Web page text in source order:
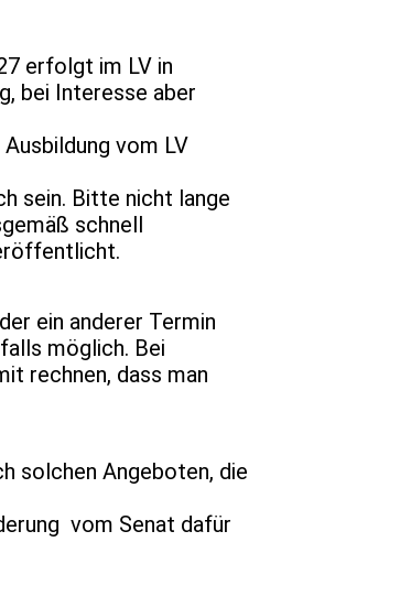
erfolgt im LV in
bei Interesse aber
vom LV
sein. Bitte nicht lange
schnell
ein anderer Termin
möglich. Bei
rechnen, dass man
solchen Angeboten, die
vom Senat dafür